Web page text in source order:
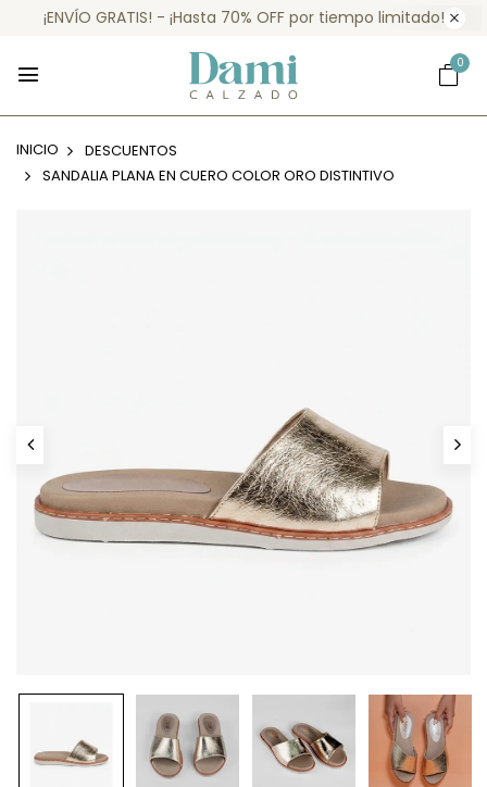
¡ENVÍO GRATIS! - ¡Hasta 70% OFF por tiempo limitado!
0
INICIO
DESCUENTOS
SANDALIA PLANA EN CUERO COLOR ORO DISTINTIVO